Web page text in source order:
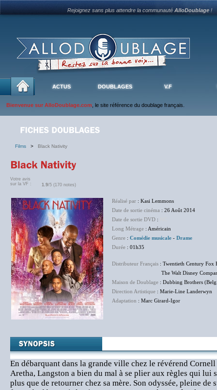
Rejoignez sans plus attendre la communautéAlloDoublage !
ACTUS DOUBLAGES V.F
Bienvenue sur AlloDoublage.com , le site référence du doublage français.
Films > Black Nativity
Votre avis
sur la VF :
1.9/5 (170 notes)
Réalisé par : Kasi Lemmons
Date de sortie cinéma : 26 Août 2014
Date de sortie DVD :
Long Métrage : Américain
Genre : Comédie musicale - Drame
Durée : 01h35
Distributeur Français : Twentieth Century Fox
The Walt Disney Company
Maison de Doublage : Dubbing Brothers
Direction Artistique : Marie-Line Landerwyn
Adaptation : Marc Girard-Igor
En débarquant dans la grande ville chez le révérend Cornell
Aretha, Langston a bien du mal à se plier aux règles qui lui
plus que de retourner chez sa mère. Son odyssée, pleine de